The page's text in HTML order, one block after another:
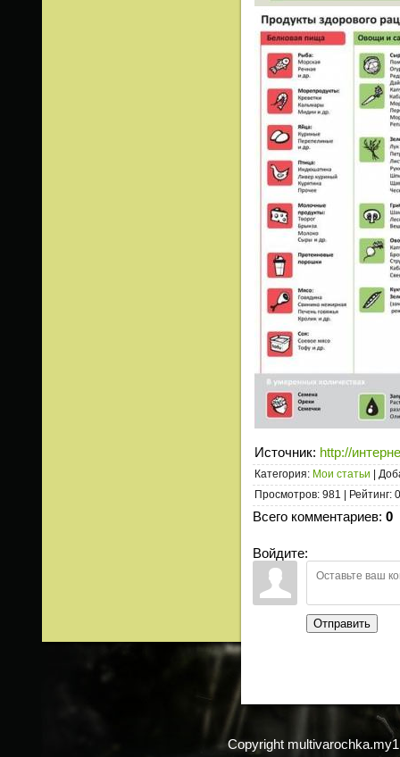
Источник: http://
Категория: Мои статьи |
Просмотров: 981 | Рейтинг:
Всего комментариев: 0
Войдите:
Отправить
Copyright